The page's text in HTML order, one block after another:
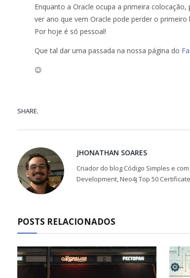
Enquanto a Oracle ocupa a primeira
ver ano que vem Oracle pode perder o primeiro
Por hoje é só pessoal!
Que tal dar uma passada na nossa página do
😉
SHARE.
JHONATHAN SOARES
Criador do blog Código Simples e
Development, Neo4j Top 50
POSTS RELACIONADOS